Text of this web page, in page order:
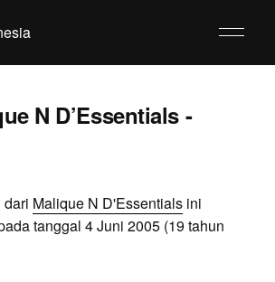
N D’Essentials -
dari Malique N D'Essentialsini
tanggal 4 Juni 2005 (19 tahun